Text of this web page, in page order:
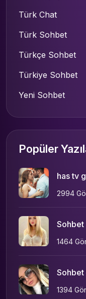
Türk Chat
Türk Sohbet
Türkçe Sohbet
Türkiye Sohbet
Yeni Sohbet
Popüler
has tv
2994
Sohbet
1464
Sohbet
1394